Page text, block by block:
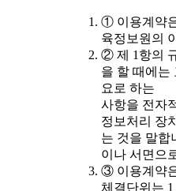
① 이용계약
육정보원의
② 제 1항의
을 할 때에는
요로 하는
사항을 전자
정보처리 장
는 것을 말합
이나 서면으
③ 이용계약
체결단위는